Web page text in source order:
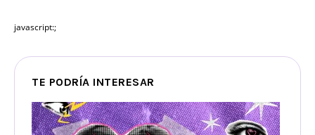
javascript:;
TE PODRÍA INTERESAR